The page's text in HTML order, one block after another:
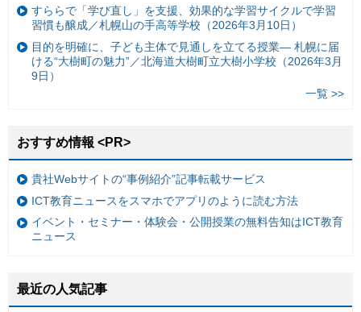
すららで「学び直し」を支援、効果的な学習サイクルで学習
習慣も醸成／札幌山の手高等学校（2026年3月10日）
目的を明確に、子ども主体で見通しを立てる授業— 札幌に届
ける“大樹町の魅力”／北海道大樹町立大樹小学校（2026年3月
9日）
一覧 >>
おすすめ情報 <PR>
貴社Webサイトの“事例紹介”記事転載サービス
ICT教育ニュースをスマホでアプリのように読む方法
イベント・セミナー・体験会・公開授業の無料告知はICT教育
ニュース
最近の人気記事